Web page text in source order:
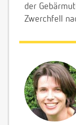
der
Zwerchfell